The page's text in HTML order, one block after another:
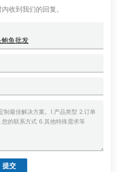
收到我们的回复。
鱼批发
提交